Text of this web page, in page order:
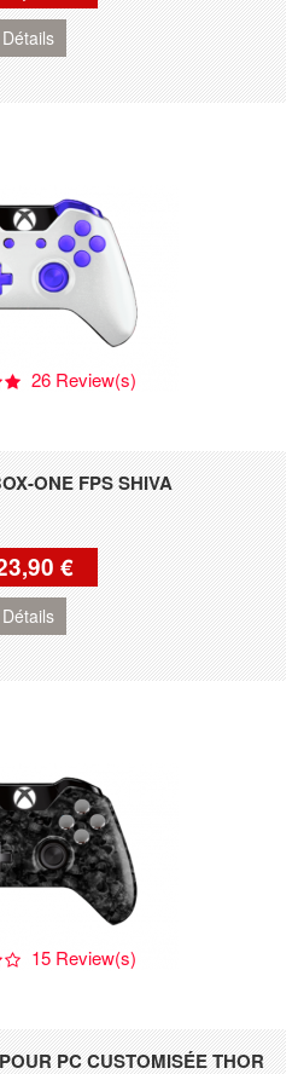
Détails
ONE FPS SHIVA
26 Review(s)
€
Détails
PC CUSTOMISÉE THOR
15 Review(s)